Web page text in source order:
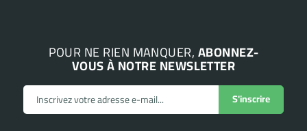
POUR NE RIEN MANQUER,ABONNEZ-
VOUS À NOTRE NEWSLETTER